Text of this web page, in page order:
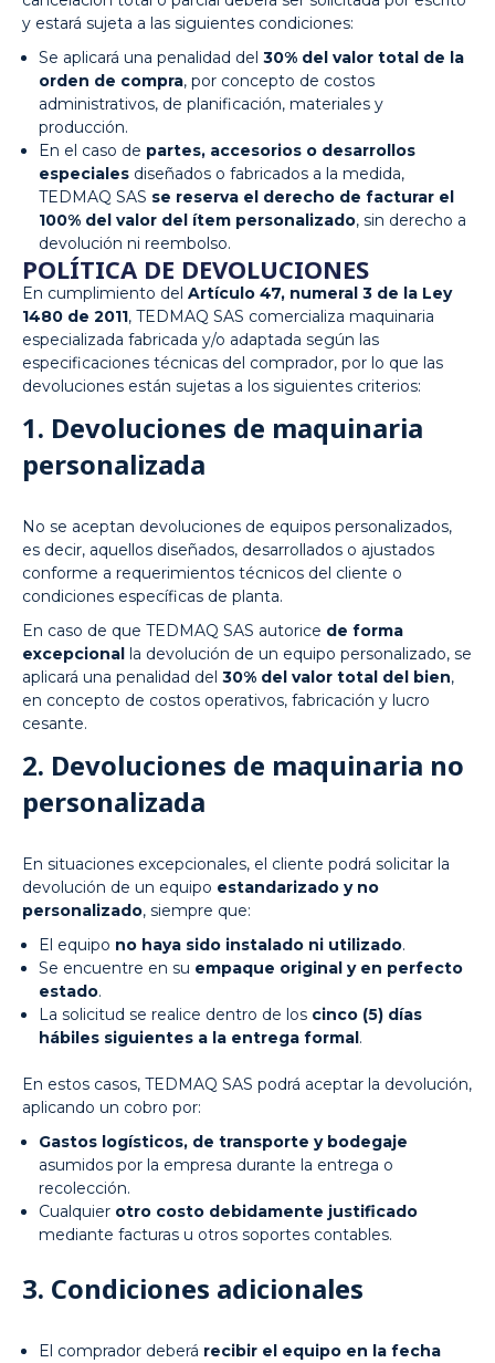
y estará sujeta a las siguientes condiciones:
Se aplicará una penalidad del 30% del valor total de la
orden de compra, por concepto de costos
administrativos, de planificación, materiales y
producción.
En el caso de partes, accesorios o desarrollos
especiales diseñados o fabricados a la medida,
TEDMAQ SAS se reserva el derecho de facturar el
100% del valor del ítem personalizado, sin derecho a
devolución ni reembolso.
POLÍTICA DE DEVOLUCIONES
En cumplimiento del Artículo 47, numeral 3 de la Ley
1480 de 2011, TEDMAQ SAS comercializa maquinaria
especializada fabricada y/o adaptada según las
especificaciones técnicas del comprador, por lo que las
devoluciones están sujetas a los siguientes criterios:
1. Devoluciones de maquinaria
personalizada
No se aceptan devoluciones de equipos personalizados,
es decir, aquellos diseñados, desarrollados o ajustados
conforme a requerimientos técnicos del cliente o
condiciones específicas de planta.
En caso de que TEDMAQ SAS autorice de forma
excepcional la devolución de un equipo personalizado, se
aplicará una penalidad del 30% del valor total del bien,
en concepto de costos operativos, fabricación y lucro
cesante.
2. Devoluciones de maquinaria no
personalizada
En situaciones excepcionales, el cliente podrá solicitar la
devolución de un equipo estandarizado y no
personalizado, siempre que:
El equipo no haya sido instalado ni utilizado.
Se encuentre en su empaque original y en perfecto
estado.
La solicitud se realice dentro de los cinco (5) días
hábiles siguientes a la entrega formal.
En estos casos, TEDMAQ SAS podrá aceptar la devolución,
aplicando un cobro por:
Gastos logísticos, de transporte y bodegaje
asumidos por la empresa durante la entrega o
recolección.
Cualquier otro costo debidamente justificado
mediante facturas u otros soportes contables.
3. Condiciones adicionales
El comprador deberá recibir el equipo en la fecha